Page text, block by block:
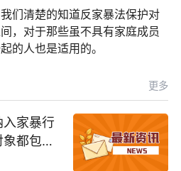
们清楚的知道反家暴法保护对
，对于那些虽不具有家庭成员
的人也是适用的。
更多
家暴行
都包括